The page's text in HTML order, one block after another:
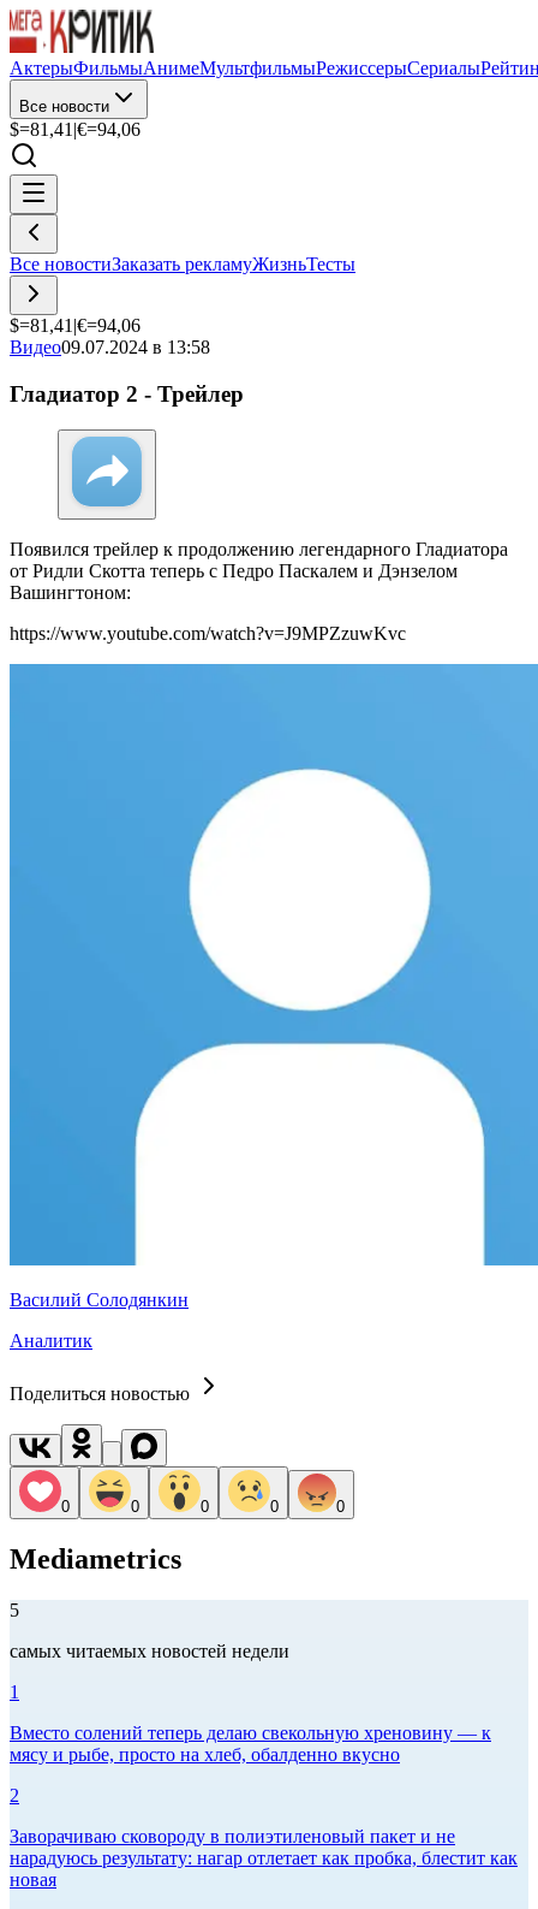
АктерыФильмыАнимеМультфильмыРежиссерыСериалы
Все новости
$=81,41 |€=94,06
Все новостиЗаказать рекламуЖизньТесты
$=81,41 |€=94,06
Видео09.07.2024 в 13:58
Гладиатор 2 - Трейлер
Появился трейлер к продолжению легендарного Гладиатора
от Ридли Скотта теперь с Педро Паскалем и Дэнзелом
Вашингтоном:
https://www.youtube.com/watch?v=J9MPZzuwKvc
Василий Солодянкин
Аналитик
Поделиться новостью
0 0 0 0 0
Mediametrics
5
самых читаемых новостей недели
1
Вместо солений теперь делаю свекольную хреновину — к
мясу и рыбе, просто на хлеб, обалденно вкусно
2
Заворачиваю сковороду в полиэтиленовый пакет и не
нарадуюсь результату: нагар отлетает как пробка, блестит как
новая